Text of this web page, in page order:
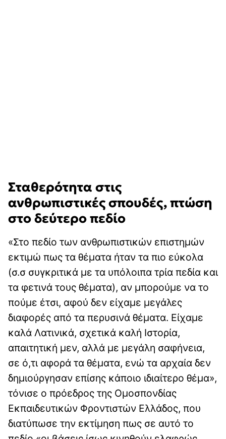
Σταθερότητα στις
ανθρωπιστικές σπουδές, πτώση
στο δεύτερο πεδίο
«Στο πεδίο των ανθρωπιστικών επιστημών
εκτιμώ πως τα θέματα ήταν τα πιο εύκολα
(σ.σ συγκριτικά με τα υπόλοιπα τρία πεδία και
τα φετινά τους θέματα), αν μπορούμε να το
πούμε έτσι, αφού δεν είχαμε μεγάλες
διαφορές από τα περυσινά θέματα. Είχαμε
καλά Λατινικά, σχετικά καλή Ιστορία,
απαιτητική μεν, αλλά με μεγάλη σαφήνεια,
σε ό,τι αφορά τα θέματα, ενώ τα αρχαία δεν
δημιούργησαν επίσης κάποιο ιδιαίτερο θέμα»,
τόνισε ο πρόεδρος της Ομοσπονδίας
Εκπαιδευτικών Φροντιστών Ελλάδος, που
διατύπωσε την εκτίμηση πως σε αυτό το